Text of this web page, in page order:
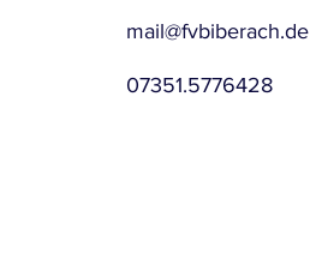
mail@fvbiberach.de
07351.5776428